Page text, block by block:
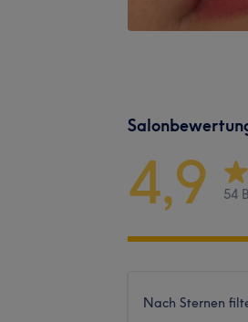
4,9 54
Nach Sternen